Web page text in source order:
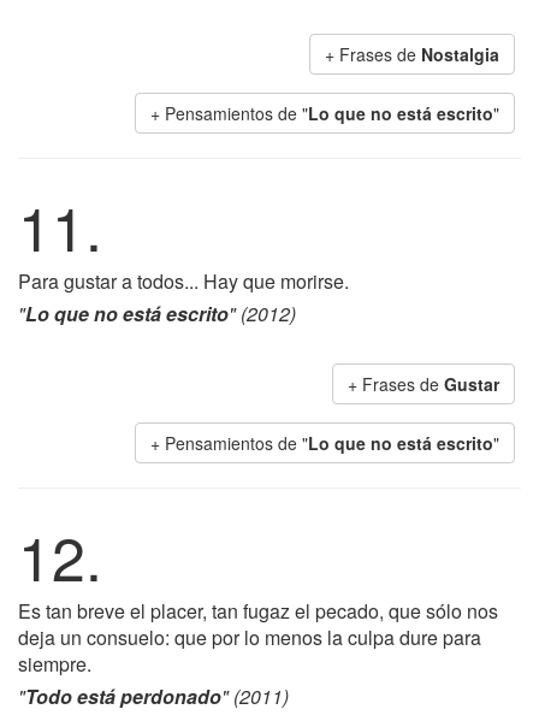
+ Frases de Nostalgia
+ Pensamientos de "Lo que no está escrito"
11.
Para gustar a todos... Hay que morirse.
"Lo que no está escrito" (2012)
+ Frases de Gustar
+ Pensamientos de "Lo que no está escrito"
12.
Es tan breve el placer, tan fugaz el pecado, que sólo nos
deja un consuelo: que por lo menos la culpa dure para
siempre.
"Todo está perdonado" (2011)